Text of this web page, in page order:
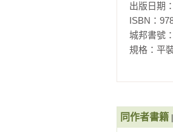
出版日期
ISBN：
城邦書號
規格：
同作者書籍